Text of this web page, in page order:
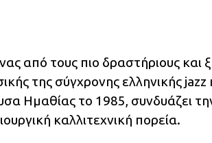
από τους πιο δραστήριους και
της σύγχρονης ελληνικής jazz
Ημαθίας το 1985, συνδυάζει
καλλιτεχνική πορεία.